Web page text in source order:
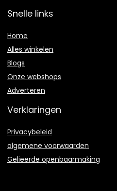
Snelle links
Home
Alles winkelen
Blogs
Onze webshops
Adverteren
Verklaringen
Privacybeleid
algemene voorwaarden
Gelieerde openbaarmaking